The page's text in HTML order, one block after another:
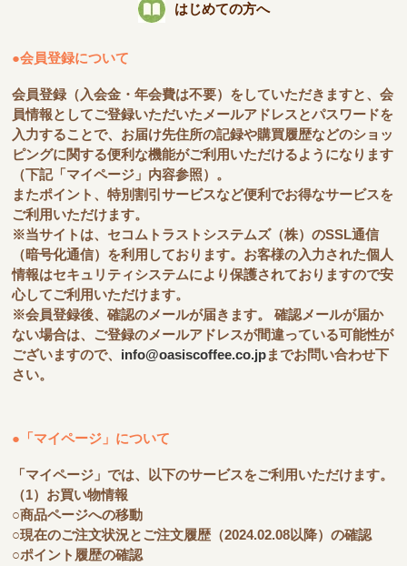
はじめての方へ
●会員登録について
会員登録（入会金・年会費は不要）をしていただきますと、会
員情報としてご登録いただいたメールアドレスとパスワードを
入力することで、お届け先住所の記録や購買履歴などのショッ
ピングに関する便利な機能がご利用いただけるようになります
（下記「マイページ」内容参照）。
またポイント、特別割引サービスなど便利でお得なサービスを
ご利用いただけます。
※当サイトは、セコムトラストシステムズ（株）のSSL通信
（暗号化通信）を利用しております。お客様の入力された個人
情報はセキュリティシステムにより保護されておりますので安
心してご利用いただけます。
※会員登録後、確認のメールが届きます。 確認メールが届か
ない場合は、ご登録のメールアドレスが間違っている可能性が
ございますので、 info@oasiscoffee.co.jpまでお問い合わせ下
さい。
●「マイページ」について
「マイページ」では、以下のサービスをご利用いただけます。
（1）お買い物情報
○商品ページへの移動
○現在のご注文状況とご注文履歴（2024.02.08以降）の確認
○ポイント履歴の確認